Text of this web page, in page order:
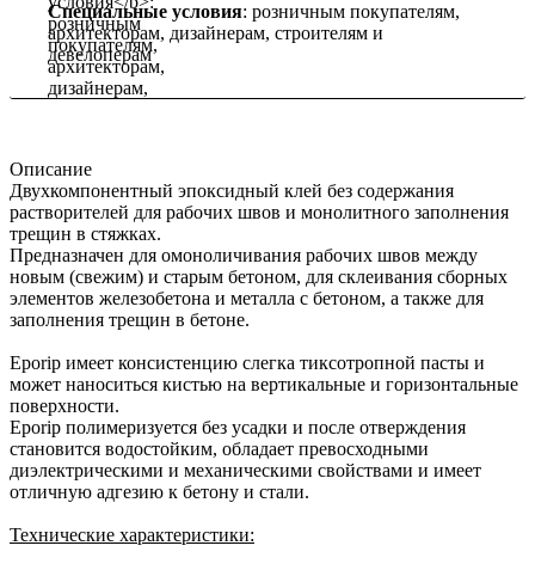
Специальные условия: розничным покупателям,
архитекторам, дизайнерам, строителям и
девелоперам
Описание
Двухкомпонентный эпоксидный клей без содержания
растворителей для рабочих швов и монолитного заполнения
трещин в стяжках.
Предназначен для омоноличивания рабочих швов между
новым (свежим) и старым бетоном, для склеивания сборных
элементов железобетона и металла с бетоном, а также для
заполнения трещин в бетоне.
Eporip имеет консистенцию слегка тиксотропной пасты и
может наноситься кистью на вертикальные и горизонтальные
поверхности.
Eporip полимеризуется без усадки и после отверждения
становится водостойким, обладает превосходными
диэлектрическими и механическими свойствами и имеет
отличную адгезию к бетону и стали.
Технические характеристики: